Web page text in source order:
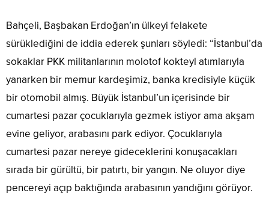
Bahçeli, Başbakan Erdoğan’ın ülkeyi felakete
sürüklediğini de iddia ederek şunları söyledi: “İstanbul’da
sokaklar PKK militanlarının molotof kokteyl atımlarıyla
yanarken bir memur kardeşimiz, banka kredisiyle küçük
bir otomobil almış. Büyük İstanbul’un içerisinde bir
cumartesi pazar çocuklarıyla gezmek istiyor ama akşam
evine geliyor, arabasını park ediyor. Çocuklarıyla
cumartesi pazar nereye gideceklerini konuşacakları
sırada bir gürültü, bir patırtı, bir yangın. Ne oluyor diye
pencereyi açıp baktığında arabasının yandığını görüyor.